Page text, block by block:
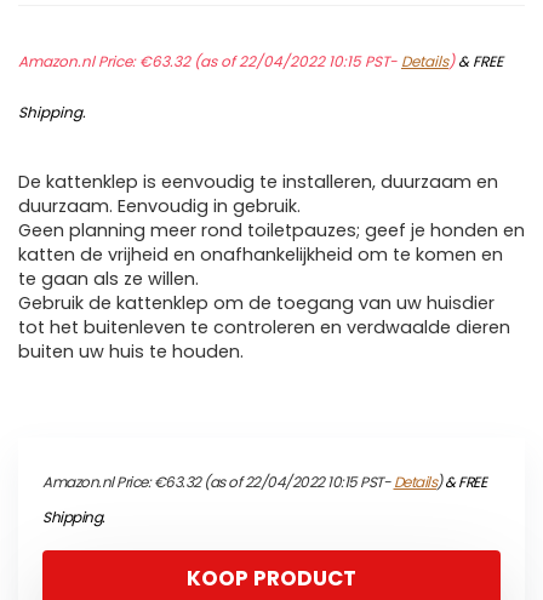
Amazon.nl Price:€63.32(as of 22/04/2022 10:15 PST- Details)&FREE
Shipping.
De kattenklep is eenvoudig te installeren, duurzaam en
duurzaam. Eenvoudig in gebruik.
Geen planning meer rond toiletpauzes; geef je honden en
katten de vrijheid en onafhankelijkheid om te komen en
te gaan als ze willen.
Gebruik de kattenklep om de toegang van uw huisdier
tot het buitenleven te controleren en verdwaalde dieren
buiten uw huis te houden.
Amazon.nl Price:€63.32(as of 22/04/2022 10:15 PST-Details)&FREE
Shipping.
KOOP PRODUCT